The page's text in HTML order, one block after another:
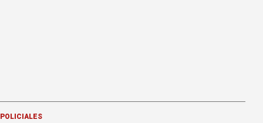
POLICIALES